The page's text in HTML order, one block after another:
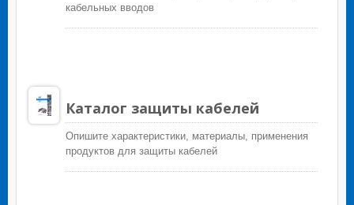
кабельных вводов
Каталог защиты кабелей
Опишите характеристики, материалы, применения
продуктов для защиты кабелей